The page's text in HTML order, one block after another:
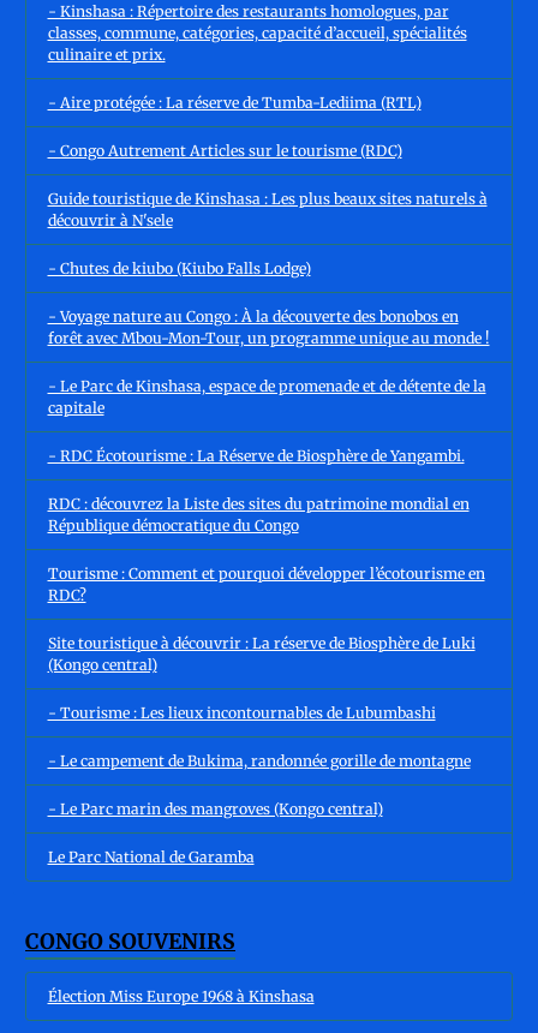
- Kinshasa : Répertoire des restaurants homologues, par
classes, commune, catégories, capacité d’accueil, spécialités
culinaire et prix.
- Aire protégée : La réserve de Tumba-Lediima (RTL)
- Congo Autrement Articles sur le tourisme (RDC)
Guide touristique de Kinshasa : Les plus beaux sites naturels à
découvrir à N'sele
- Chutes de kiubo (Kiubo Falls Lodge)
- Voyage nature au Congo : À la découverte des bonobos en
forêt avec Mbou-Mon-Tour, un programme unique au monde !
- Le Parc de Kinshasa, espace de promenade et de détente de la
capitale
- RDC Écotourisme : La Réserve de Biosphère de Yangambi.
RDC : découvrez la Liste des sites du patrimoine mondial en
République démocratique du Congo
Tourisme : Comment et pourquoi développer l’écotourisme en
RDC?
Site touristique à découvrir : La réserve de Biosphère de Luki
(Kongo central)
- Tourisme : Les lieux incontournables de Lubumbashi
- Le campement de Bukima, randonnée gorille de montagne
- Le Parc marin des mangroves (Kongo central)
Le Parc National de Garamba
CONGO SOUVENIRS
Élection Miss Europe 1968 à Kinshasa